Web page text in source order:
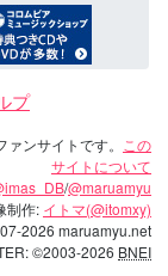
プ
ンサイトです。
この
サイトについて
/@maruamyu
制作: イトマ(@itomxy)
2026 maruamyu.net
©2003-2026 BNEI